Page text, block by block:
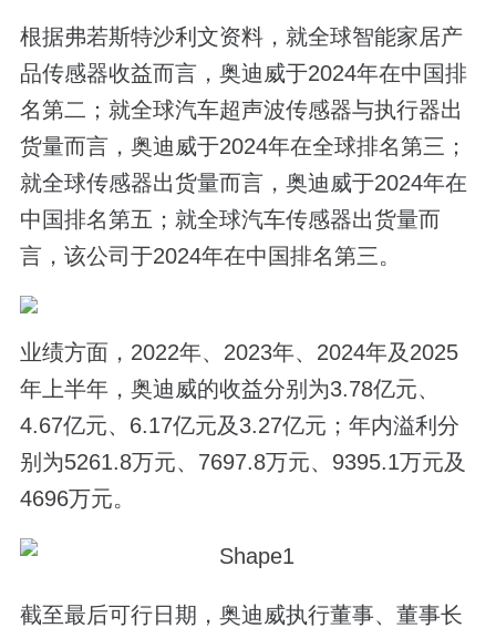
根据弗若斯特沙利文资料，就全球智能家居产
品传感器收益而言，奥迪威于2024年在中国排
名第二；就全球汽车超声波传感器与执行器出
货量而言，奥迪威于2024年在全球排名第三；
就全球传感器出货量而言，奥迪威于2024年在
中国排名第五；就全球汽车传感器出货量而
言，该公司于2024年在中国排名第三。
业绩方面，2022年、2023年、2024年及2025
年上半年，奥迪威的收益分别为3.78亿元、
4.67亿元、6.17亿元及3.27亿元；年内溢利分
别为5261.8万元、7697.8万元、9395.1万元及
4696万元。
截至最后可行日期，奥迪威执行董事、董事长